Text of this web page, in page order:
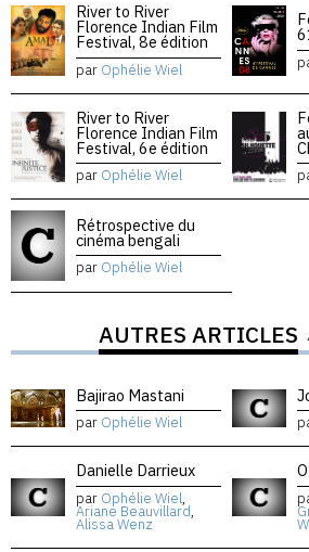
River to River
Florence Indian Film
Festival, 8e édition
par Ophélie Wiel
River to River
Florence Indian Film
Festival, 6e édition
par Ophélie Wiel
Rétrospective du
cinéma bengali
par Ophélie Wiel
AUTRES ARTICLES
Bajirao Mastani
par Ophélie Wiel
Danielle Darrieux
par Ophélie Wiel,
Ariane Beauvillard,
Alissa Wenz